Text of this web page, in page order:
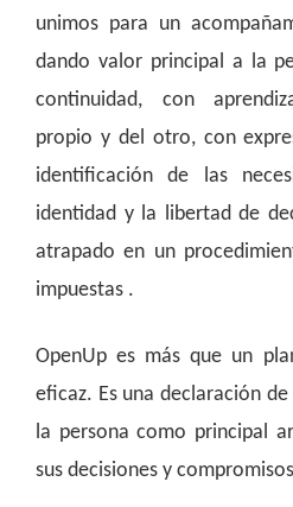
unimos para un
dando valor principal a la
continuidad, con
propio y del otro, con
identificación de las
identidad y la libertad de
atrapado en un
impuestas .
OpenUp es más que un
eficaz. Es una declaración
la persona como principal
sus decisiones y